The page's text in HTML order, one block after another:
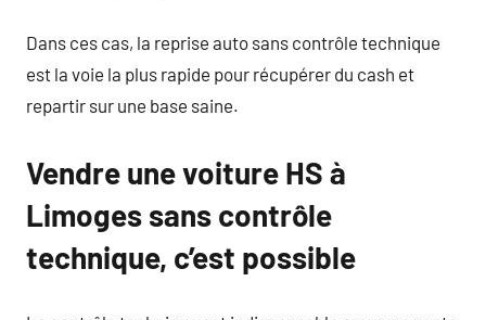
Dans ces cas, la reprise auto sans contrôle technique
est la voie la plus rapide pour récupérer du cash et
repartir sur une base saine.
Vendre une voiture HS à
Limoges sans contrôle
technique, c’est possible